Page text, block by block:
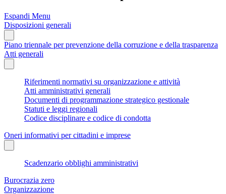
Espandi Menu
Disposizioni generali
Piano triennale per prevenzione della corruzione e della trasparenza
Atti generali
Riferimenti normativi su organizzazione e attività
Atti amministrativi generali
Documenti di programmazione strategico gestionale
Statuti e leggi regionali
Codice disciplinare e codice di condotta
Oneri informativi per cittadini e imprese
Scadenzario obblighi amministrativi
Burocrazia zero
Organizzazione